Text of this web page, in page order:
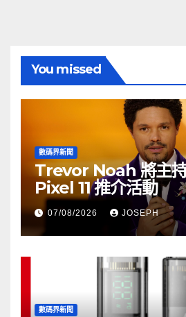
You missed
數碼界新聞
Trevor Noah 將主
Pixel 11 推介活動
07/08/2026 JOSEPH
數碼界新聞